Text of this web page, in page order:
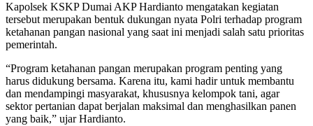
Kapolsek KSKP Dumai AKP Hardianto mengatakan kegiatan
tersebut merupakan bentuk dukungan nyata Polri terhadap program
ketahanan pangan nasional yang saat ini menjadi salah satu prioritas
pemerintah.
“Program ketahanan pangan merupakan program penting yang
harus didukung bersama. Karena itu, kami hadir untuk membantu
dan mendampingi masyarakat, khususnya kelompok tani, agar
sektor pertanian dapat berjalan maksimal dan menghasilkan panen
yang baik,” ujar Hardianto.